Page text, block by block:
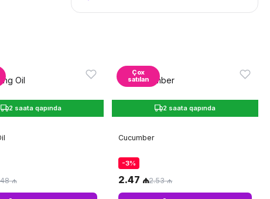
2 saata qapında
₼
Çox
satılan
2 saata qapında
Cucumber
-3%
2.47 ₼2.53 ₼